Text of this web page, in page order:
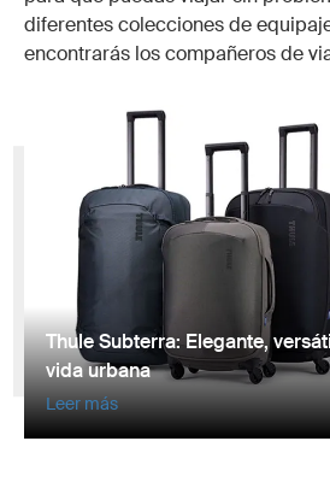
diferentes colecciones de
encontrarás los compañeros de
Thule Subterra: Elegante,
vida urbana
Leer más